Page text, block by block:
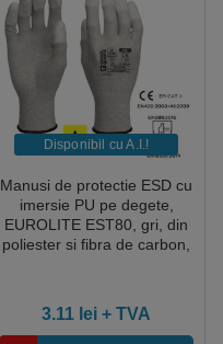
Disponibil cu A.I.​!
Manusi de protectie ESD cu
imersie PU pe degete,
EUROLITE EST80, gri, din
poliester si fibra de carbon,
3.11 lei + TVA